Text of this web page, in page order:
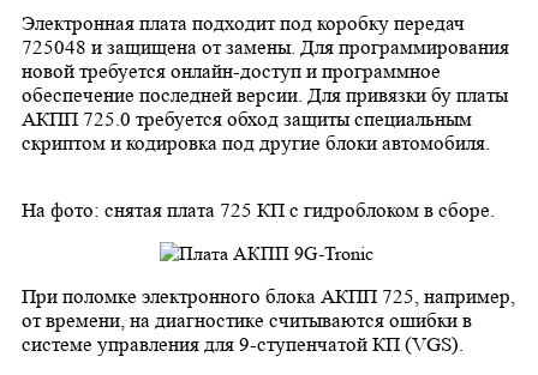
Электронная плата подходит под коробку передач
725048 и защищена от замены. Для программирования
новой требуется онлайн-доступ и программное
обеспечение последней версии. Для привязки бу платы
АКПП 725.0 требуется обход защиты специальным
скриптом и кодировка под другие блоки автомобиля.
На фото: снятая плата 725 КП с гидроблоком в сборе.
При поломке электронного блока АКПП 725, например,
от времени, на диагностике считываются ошибки в
системе управления для 9-ступенчатой КП (VGS).